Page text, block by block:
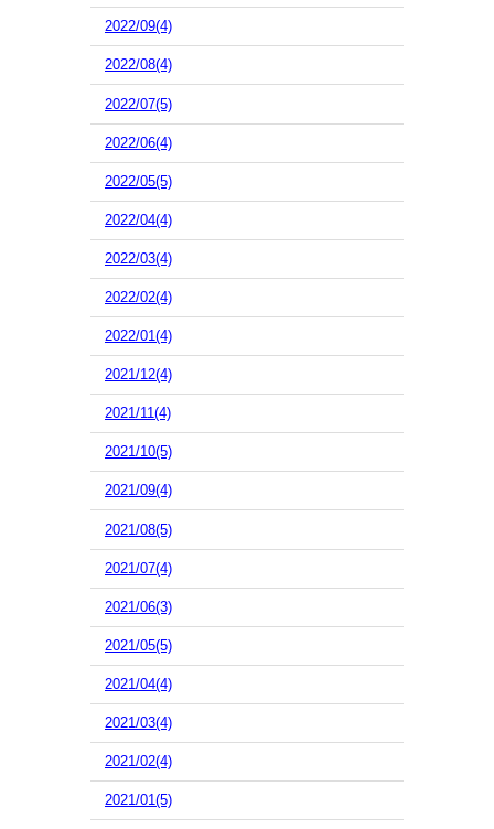
2022/09(4)
2022/08(4)
2022/07(5)
2022/06(4)
2022/05(5)
2022/04(4)
2022/03(4)
2022/02(4)
2022/01(4)
2021/12(4)
2021/11(4)
2021/10(5)
2021/09(4)
2021/08(5)
2021/07(4)
2021/06(3)
2021/05(5)
2021/04(4)
2021/03(4)
2021/02(4)
2021/01(5)